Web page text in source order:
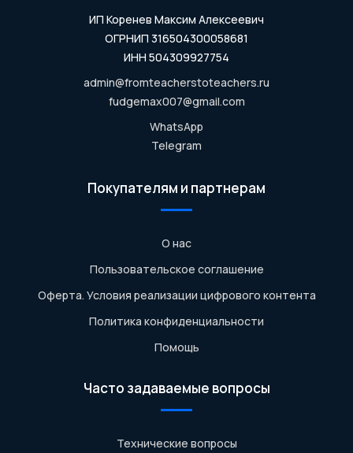
ИП Коренев Максим Алексеевич
ОГРНИП 316504300058681
ИНН 504309927754
admin@fromteacherstoteachers.ru
fudgemax007@gmail.com
WhatsApp
Telegram
Покупателям и партнерам
О нас
Пользовательское соглашение
Оферта. Условия реализации цифрового контента
Политика конфиденциальности
Помощь
Часто задаваемые вопросы
Технические вопросы